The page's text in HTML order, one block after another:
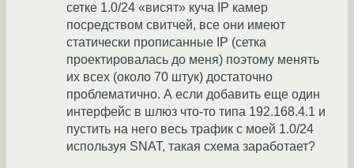
сетке 1.0/24 «висят» куча IP камер
посредством свитчей, все они имеют
статически прописанные IP (сетка
проектировалась до меня) поэтому менять
их всех (около 70 штук) достаточно
проблематично. А если добавить еще один
интерфейс в шлюз что-то типа 192.168.4.1 и
пустить на него весь трафик с моей 1.0/24
используя SNAT, такая схема заработает?